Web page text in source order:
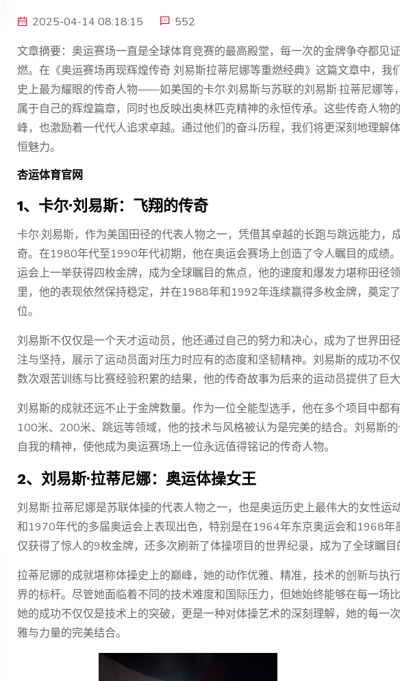
2025-04-14 08:18:15
552
文章摘要：奥运赛场一直是全球体育竞赛的最高殿堂，每一次的金牌争夺都见
燃。在《奥运赛场再现辉煌传奇 刘易斯拉蒂尼娜等重燃经典》这篇文章中，我
史上最为耀眼的传奇人物——如美国的卡尔·刘易斯与苏联的刘易斯·拉蒂尼娜等
属于自己的辉煌篇章，同时也反映出奥林匹克精神的永恒传承。这些传奇人物
峰，也激励着一代代人追求卓越。通过他们的奋斗历程，我们将更深刻地理解
恒魅力。
杏运体育官网
1、卡尔·刘易斯：飞翔的传奇
卡尔·刘易斯，作为美国田径的代表人物之一，凭借其卓越的长跑与跳远能力，
奇。在1980年代至1990年代初期，他在奥运会赛场上创造了令人瞩目的成绩
运会上一举获得四枚金牌，成为全球瞩目的焦点，他的速度和爆发力堪称田径
里，他的表现依然保持稳定，并在1988年和1992年连续赢得多枚金牌，奠定
位。
刘易斯不仅仅是一个天才运动员，他还通过自己的努力和决心，成为了世界田
注与坚持，展示了运动员面对压力时应有的态度和坚韧精神。刘易斯的成功不
数次艰苦训练与比赛经验积累的结果，他的传奇故事为后来的运动员提供了巨大
刘易斯的成就还远不止于金牌数量。作为一位全能型选手，他在多个项目中都
100米、200米、跳远等领域，他的技术与风格被认为是完美的结合。刘易斯
自我的精神，使他成为奥运赛场上一位永远值得铭记的传奇人物。
2、刘易斯·拉蒂尼娜：奥运体操女王
刘易斯·拉蒂尼娜是苏联体操的代表人物之一，也是奥运历史上最伟大的女性
和1970年代的多届奥运会上表现出色，特别是在1964年东京奥运会和1968年
仅获得了惊人的9枚金牌，还多次刷新了体操项目的世界纪录，成为了全球瞩目
拉蒂尼娜的成就堪称体操史上的巅峰，她的动作优雅、精准，技术的创新与执
界的标杆。尽管她面临着不同的技术难度和国际压力，但她始终能够在每一场
她的成功不仅仅是技术上的突破，更是一种对体操艺术的深刻理解，她的每一
雅与力量的完美结合。